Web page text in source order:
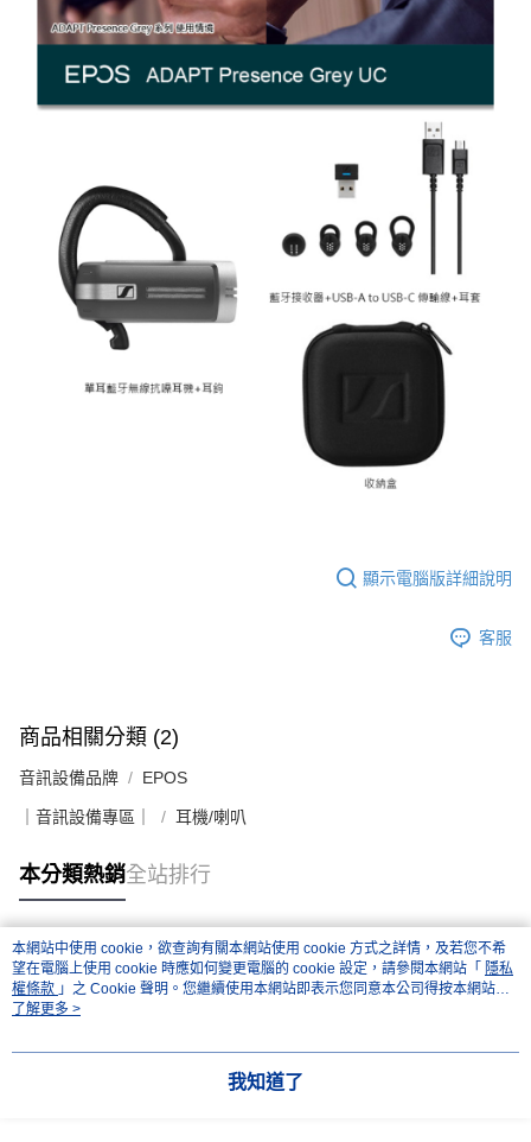
顯示電腦版詳細說明
客服
商品相關分類 (2)
音訊設備品牌 EPOS
｜音訊設備專區｜ 耳機/喇叭
本分類熱銷全站排行
熱門標籤
本網站中使用 cookie，欲查詢有關本網站使用 cookie 方式之詳情，及若您不希
望在電腦上使用 cookie 時應如何變更電腦的 cookie 設定，請參閱本網站「 隱私
權條款 」之 Cookie 聲明。您繼續使用本網站即表示您同意本公司得按本網站使
用條款之 Cookie 聲明使用 cookie。
了解更多 >
我知道了